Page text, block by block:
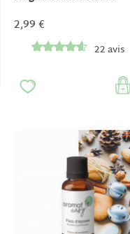
2,99 €
22 avis